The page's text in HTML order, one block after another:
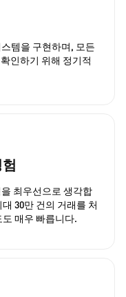
템을 구현하며, 모든
인하기 위해 정기적
최우선으로 생각합
30만 건의 거래를 처
매우 빠릅니다.